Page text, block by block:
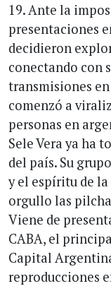
19. Ante la
presentaciones
decidieron
conectando con
transmisiones en
comenzó a
personas en
Sele Vera ya ha
del país. Su
y el espíritu de
orgullo las
Viene de
CABA, el
Capital
reproducciones